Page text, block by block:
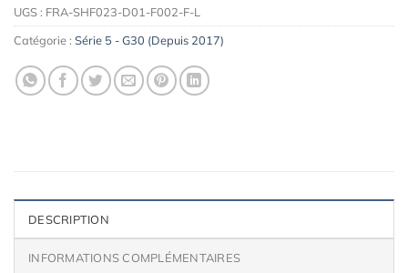
UGS : FRA-SHF023-D01-F002-F-L
Catégorie : Série 5 - G30 (Depuis 2017)
DESCRIPTION
INFORMATIONS COMPLÉMENTAIRES